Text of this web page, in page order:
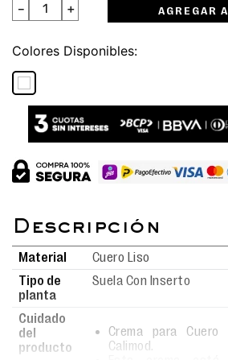
＋
－ AGREGAR
Colores
Material
Cuero Liso
Tipo de
planta
Suela Con Inserto
Cuidado
del
producto
Crema para Cuero
Calimod.